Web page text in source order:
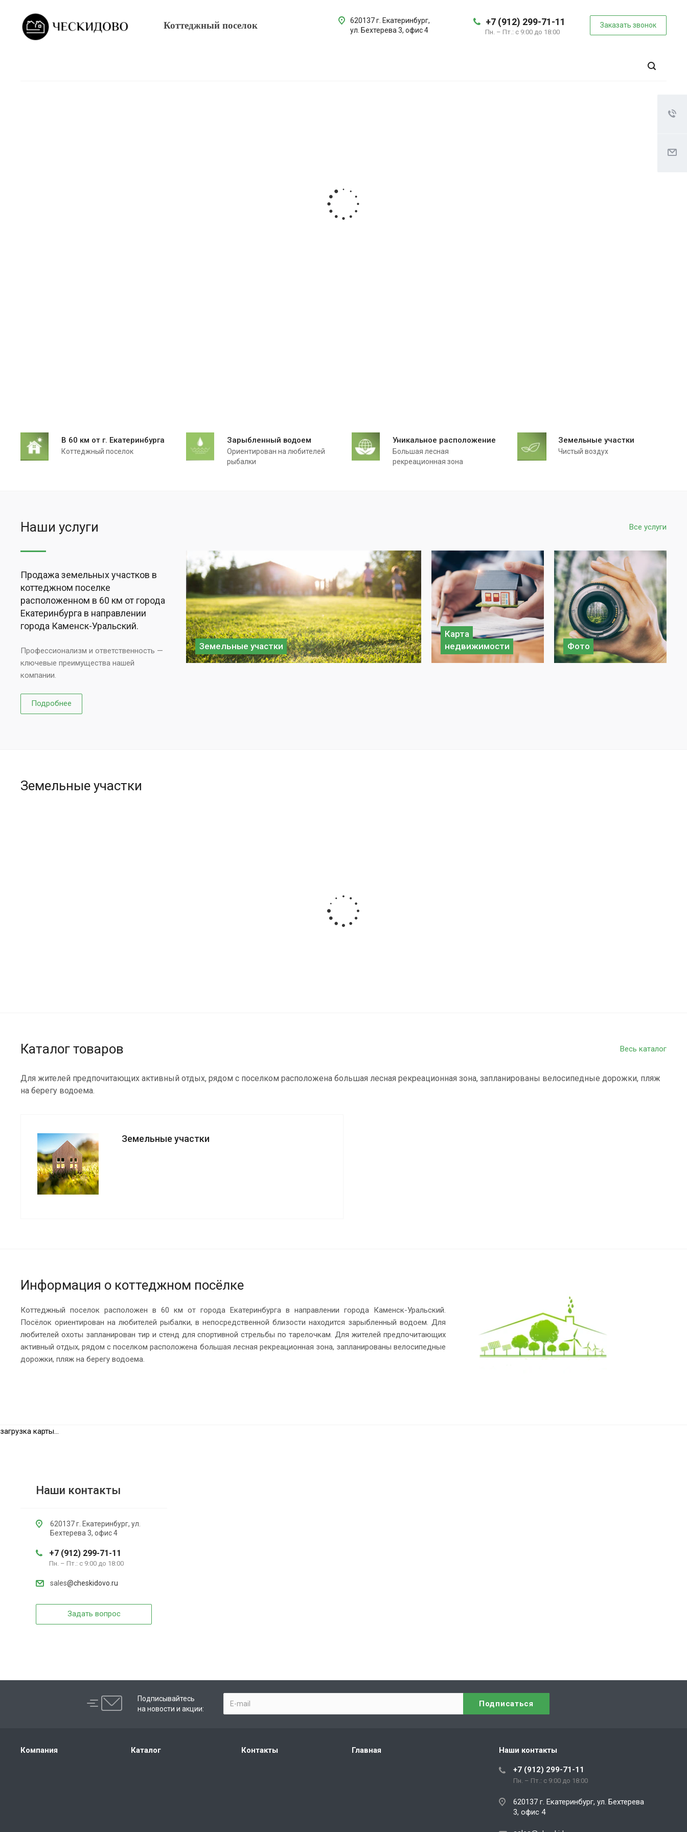
Коттеджный поселок +7 (912) 299-71-11
Пн. – Пт.: с 9:00 до 18:00
Заказать звонок
620137 г. Екатеринбург,
ул. Бехтерева 3, офис 4
В 60 км от г. Екатеринбурга
Коттеджный поселок
Зарыбленный водоем
Ориентирован на любителей
рыбалки
Уникальное расположение
Большая лесная
рекреационная зона
Земельные участки
Чистый воздух
Все услуги
Наши услуги
Продажа земельных участков в
коттеджном поселке
расположенном в 60 км от города
Екатеринбурга в направлении
города Каменск-Уральский.
Профессионализм и ответственность —
ключевые преимущества нашей
компании.
Подробнее
Земельные участки
Карта
недвижимости
Фото
Земельные участки
Весь каталог
Каталог товаров
Для жителей предпочитающих активный отдых, рядом с поселком расположена большая лесная рекреационная зона, запланированы велосипедные дорожки, пляж
на берегу водоема.
Земельные участки
Информация о коттеджном посёлке
Коттеджный поселок расположен в 60 км от города Екатеринбурга в направлении города Каменск-Уральский.
Посёлок ориентирован на любителей рыбалки, в непосредственной близости находится зарыбленный водоем. Для
любителей охоты запланирован тир и стенд для спортивной стрельбы по тарелочкам. Для жителей предпочитающих
активный отдых, рядом с поселком расположена большая лесная рекреационная зона, запланированы велосипедные
дорожки, пляж на берегу водоема.
Наши контакты
620137 г. Екатеринбург, ул.
Бехтерева 3, офис 4
+7 (912) 299-71-11
Пн. – Пт.: с 9:00 до 18:00
sales@cheskidovo.ru
Задать вопрос
загрузка карты...
Подписывайтесь
на новости и акции:
Компания Каталог Контакты Главная Наши контакты
+7 (912) 299-71-11
Пн. – Пт.: с 9:00 до 18:00
620137 г. Екатеринбург, ул. Бехтерева
3, офис 4